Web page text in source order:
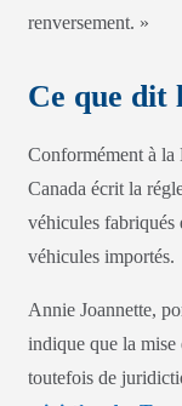
renversement. »
Ce que dit
Conformément à la
Canada écrit la
véhicules fabriqués
véhicules importés.
Annie Joannette,
indique que la mise
toutefois de